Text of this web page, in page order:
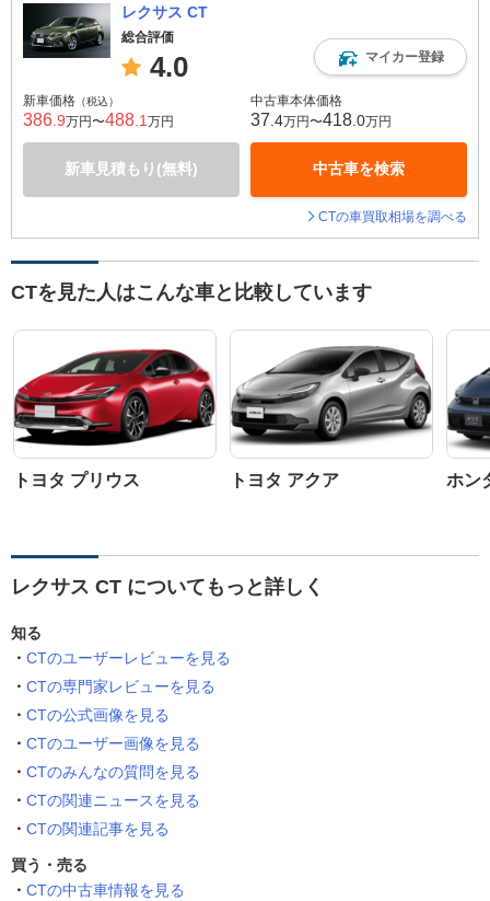
レクサス CT
総合評価
4.0 マイカー登録
新車価格 （税込）
386 .9万円〜488 .1 万円
新車見積もり(無料)
中古車本体価格
37 .4万円〜418 .0万円
中古車を検索
CTの車買取相場を調べる
CTを見た人はこんな車と比較しています
トヨタ プリウス トヨタ アクア ホン
レクサス CT についてもっと詳しく
知る
CTのユーザーレビューを見る
CTの専門家レビューを見る
CTの公式画像を見る
CTのユーザー画像を見る
CTのみんなの質問を見る
CTの関連ニュースを見る
CTの関連記事を見る
買う・売る
CTの中古車情報を見る